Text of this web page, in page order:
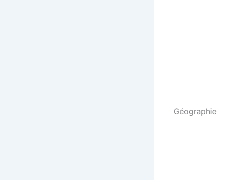
Géographie